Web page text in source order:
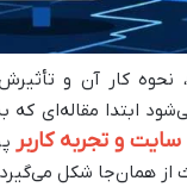
ابتدا مقاله‌ای
از همان‌جا شکل